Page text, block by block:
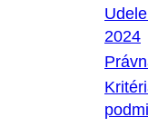
2024